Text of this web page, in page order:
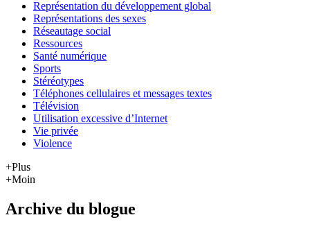
Représentation du développement global
Représentations des sexes
Réseautage social
Ressources
Santé numérique
Sports
Stéréotypes
Téléphones cellulaires et messages textes
Télévision
Utilisation excessive d’Internet
Vie privée
Violence
+Plus
+Moin
Archive du blogue